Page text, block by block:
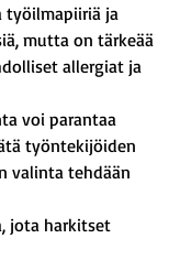
työilmapiiriä ja
mutta on tärkeää
allergiat ja
voi parantaa
työntekijöiden
valinta tehdään
jota harkitset